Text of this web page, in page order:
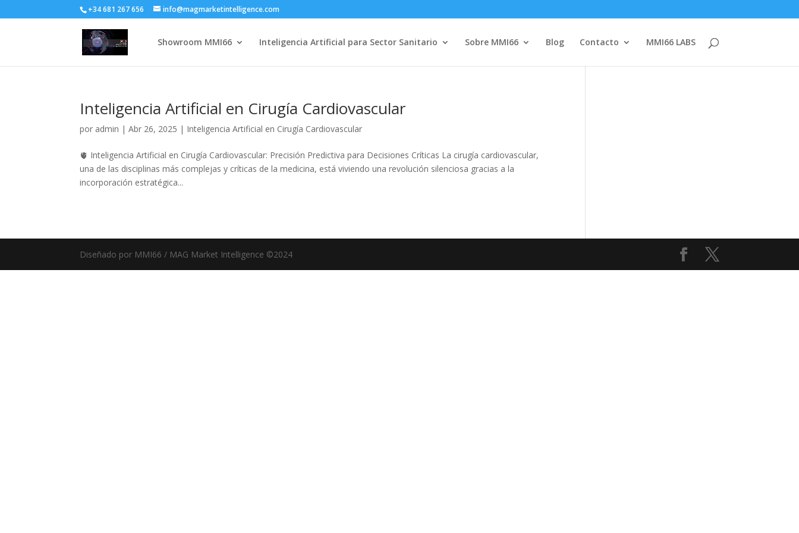
+34 681 267 656 info@magmarketintelligence.com
Showroom MMI66 Inteligencia Artificial para Sector Sanitario Sobre MMI66 Blog Contacto MMI66 LABS
Inteligencia Artificial en Cirugía Cardiovascular
por admin |Abr 26, 2025 | Inteligencia Artificial en Cirugía Cardiovascular
🫀 Inteligencia Artificial en Cirugía Cardiovascular: Precisión Predictiva para Decisiones Críticas La cirugía cardiovascular,
una de las disciplinas más complejas y críticas de la medicina, está viviendo una revolución silenciosa gracias a la
incorporación estratégica...
Diseñado por MMI66 / MAG Market Intelligence ©2024